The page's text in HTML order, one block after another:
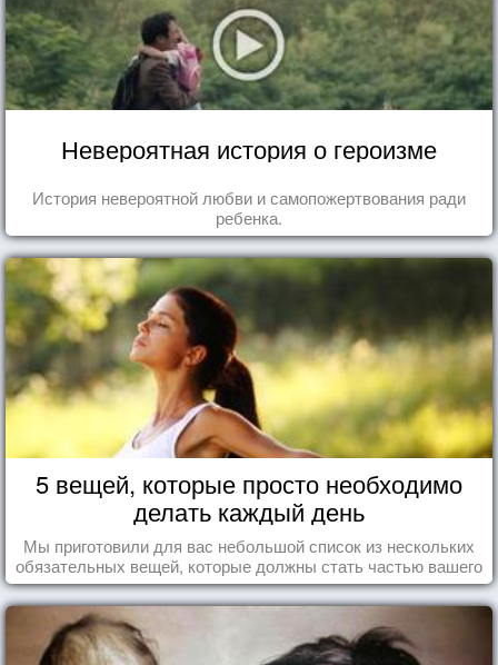
Невероятная история о героизме
История невероятной любви и самопожертвования ради
ребенка.
5 вещей, которые просто необходимо
делать каждый день
Мы приготовили для вас небольшой список из нескольких
обязательных вещей, которые должны стать частью вашего
дня.